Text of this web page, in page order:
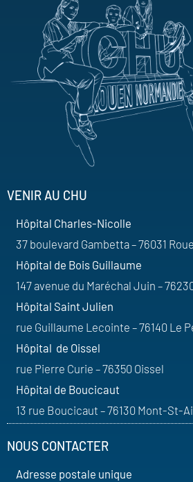
VENIR AU CHU
Hôpital Charles-Nicolle
37 boulevard Gambetta – 76031
Hôpital de Bois Guillaume
147 avenue du Maréchal Juin –
Hôpital Saint Julien
rue Guillaume Lecointe – 76140 Le
Hôpital de Oissel
rue Pierre Curie – 76350 Oissel
Hôpital de Boucicaut
13 rue Boucicaut – 76130 Mont-St-
NOUS CONTACTER
Adresse postale unique